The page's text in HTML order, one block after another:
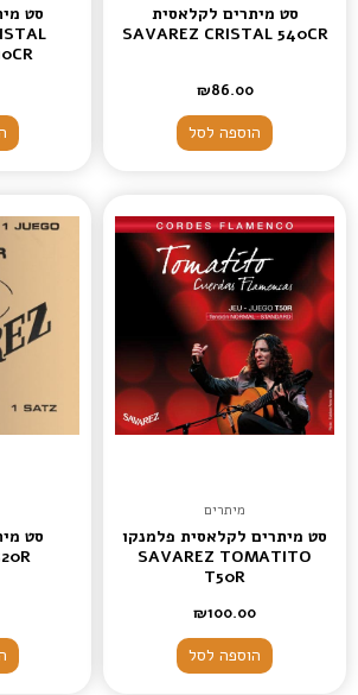
סט מיתרים לקלאסית
SAVAREZ CRISTAL 540CR
₪86.00
הוספה לסל
סט
מיתרים
סט מיתרים לקלאסית פלמנקו
SAVAREZ TOMATITO
T50R
₪100.00
הוספה לסל
סט